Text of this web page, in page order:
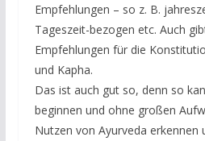
Empfehlungen – so z. B.
Tageszeit-bezogen etc. Auch
Empfehlungen für die
und Kapha.
Das ist auch gut so, denn so
beginnen und ohne großen
Nutzen von Ayurveda erkennen